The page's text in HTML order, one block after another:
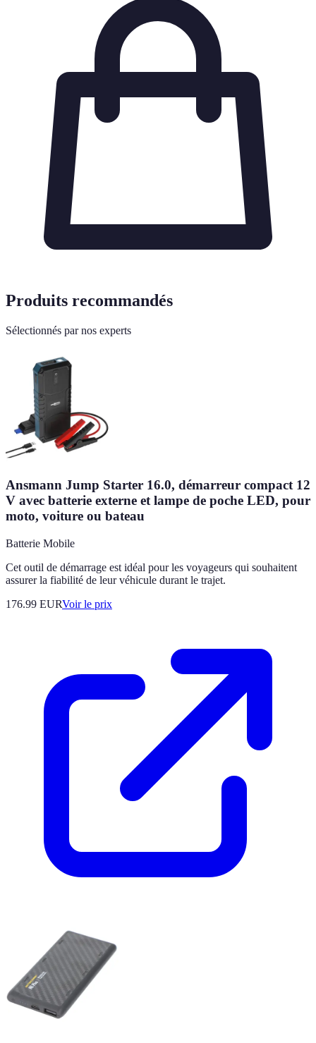
Produits recommandés
Sélectionnés par nos experts
Ansmann Jump Starter 16.0, démarreur compact 12
V avec batterie externe et lampe de poche LED, pour
moto, voiture ou bateau
Batterie Mobile
Cet outil de démarrage est idéal pour les voyageurs qui souhaitent
assurer la fiabilité de leur véhicule durant le trajet.
176.99 EURVoir le prix